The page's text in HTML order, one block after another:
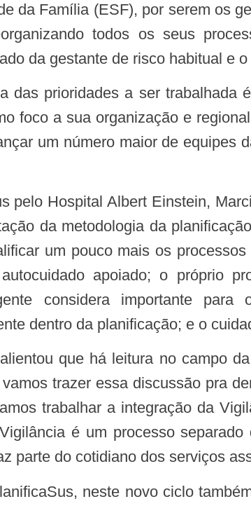
da Família (ESF), por serem os
todos os seus
da gestante de risco habitual e
foco a sua organização e
um número maior de equipes
da metodologia da
um pouco mais os
apoiado; o próprio
considera importante para
dentro da planificação; e o
trazer essa discussão pra
trabalhar a integração da
é um processo
parte do cotidiano dos serviços